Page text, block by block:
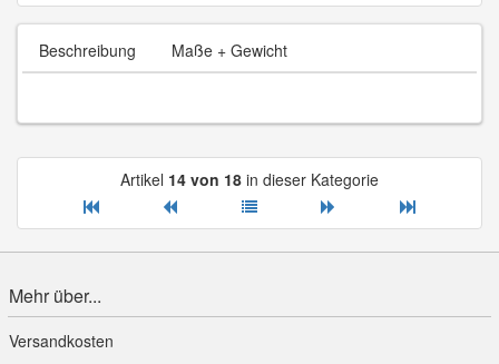
Beschreibung Maße + Gewicht
Artikel 14 von 18 in dieser Kategorie
Mehr über...
Versandkosten